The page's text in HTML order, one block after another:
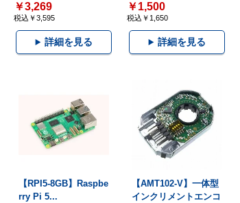
￥3,269
税込￥3,595
詳細を見る
￥1,500
税込￥1,650
詳細を見る
【RPI5-8GB】Raspbe
rry Pi 5...
【AMT102-V】一体型
インクリメントエンコ